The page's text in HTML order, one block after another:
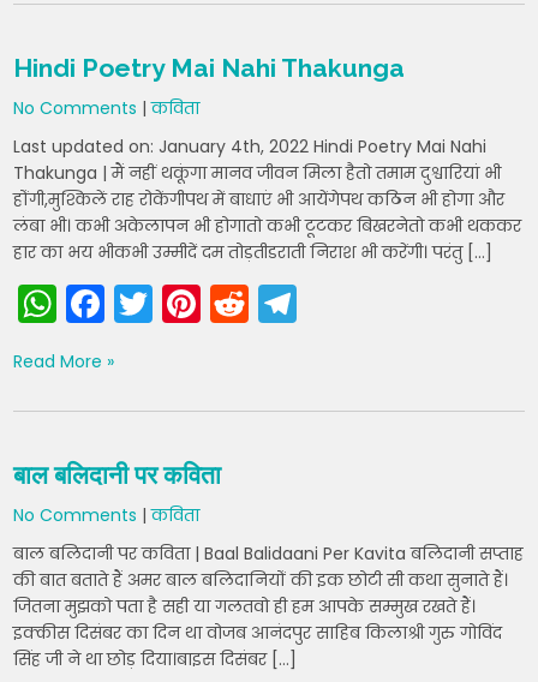
ts
A
p
p
e
b
o
o
k
er e
st
di
t
gr
a
m
Hindi Poetry Mai Nahi Thakunga
No Comments |कविता
Last updated on: January 4th, 2022 Hindi Poetry Mai Nahi
Thakunga | मैं नहीं थकूंगा मानव जीवन मिला हैतो तमाम दुश्वारियां भी
होंंगी,मुश्किलें राह रोकेंगीपथ में बाधाएं भी आयेंगेपथ कठिन भी होगा और
लंबा भी। कभी अकेलापन भी होगातो कभी टूटकर बिखरनेतो कभी थककर
हार का भय भीकभी उम्मीदें दम तोड़तीडराती निराश भी करेंगी। परंतु […]
W
h
a
ts
A
p
p
F
a
c
e
b
o
o
k
T
w
er
Pi
nt
e
st
R
e
di gr
Read More »
बाल बलिदानी पर कविता
No Comments |कविता
बाल बलिदानी पर कविता | Baal Balidaani Per Kavita बलिदानी सप्ताह
की बात बताते हैं अमर बाल बलिदानियोंं की इक छोटी सी कथा सुनाते हैं।
जितना मुझको पता है सही या गलतवो ही हम आपके सम्मुख रखते हैं।
इक्कीस दिसंबर का दिन था वोजब आनंदपुर साहिब किलाश्री गुरु गोविंद
सिंह जी ने था छोड़ दिया।बाइस दिसंबर […]